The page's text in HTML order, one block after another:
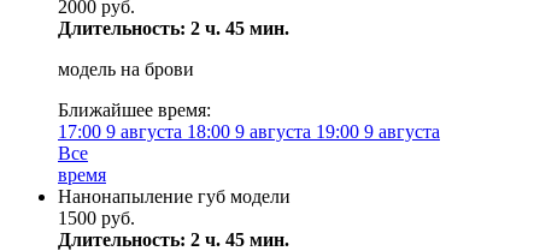
2000 руб.
Длительность: 2 ч. 45 мин.
модель на брови
Ближайшее время:
17:00 9 августа 18:00 9 августа 19:00 9 августа
Все
время
Нанонапыление губ модели
1500 руб.
Длительность: 2 ч. 45 мин.